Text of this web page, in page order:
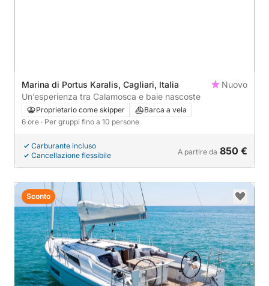
Marina di Portus Karalis, Cagliari, Italia
Nuovo
Un’esperienza tra Calamosca e baie nascoste
Proprietario come skipper
Barca a vela
6 ore · Per gruppi fino a 10 persone
Carburante incluso
Cancellazione flessibile
A partire da 850 €
Sconto